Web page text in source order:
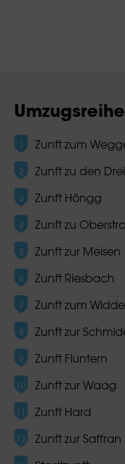
Zunft zum
Zunft zu den
Zunft Höngg
Zunft zu
Zunft zur Meisen
Zunft Riesbach
Zunft zum
Zunft zur
Zunft Fluntern
Zunft zur Waag
Zunft Hard
Zunft zur Saffran